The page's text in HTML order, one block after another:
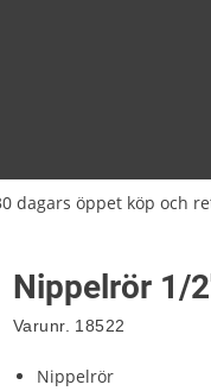
dagars öppet köp och
Nippelrör 1/
Varunr. 18522
Nippelrör